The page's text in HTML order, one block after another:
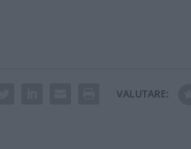
VALUTARE: